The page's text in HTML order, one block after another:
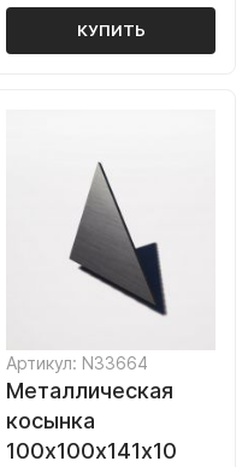
КУПИТЬ
Артикул: N33664
Металлическая
косынка
100х100х141х10